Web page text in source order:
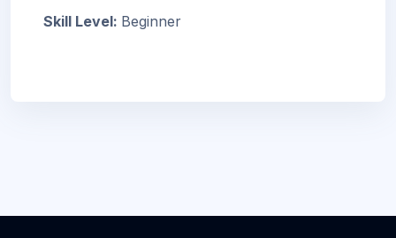
Skill Level: Beginner